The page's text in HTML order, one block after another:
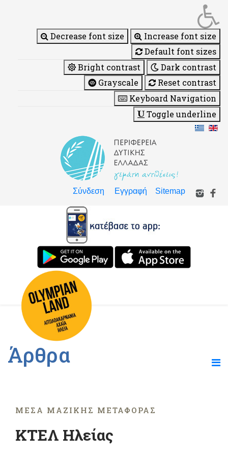
Decrease font size
Increase font size
Default font sizes
Bright contrast
Dark contrast
Grayscale
Reset contrast
Keyboard Navigation
Toggle underline
Σύνδεση Εγγραφή Sitemap
Άρθρα
ΜΈΣΑ ΜΑΖΙΚΉΣ ΜΕΤΑΦΟΡΆΣ
ΚΤΕΛ Ηλείας